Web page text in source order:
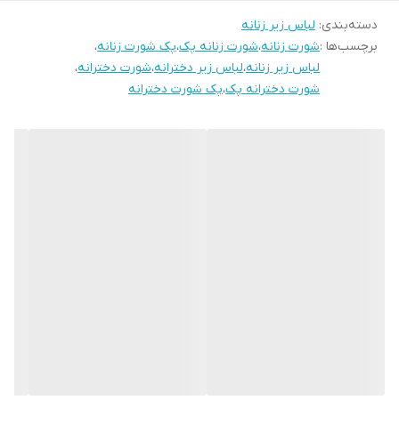
دسته‌بندی: لباس زیر زنانه
برچسب‌ها :شورت زنانه،شورت زنانه پک،پک شورت زنانه،
لباس زیر زنانه،لباس زیر دخترانه،شورت دخترانه،
شورت دخترانه پک،پک شورت دخترانه